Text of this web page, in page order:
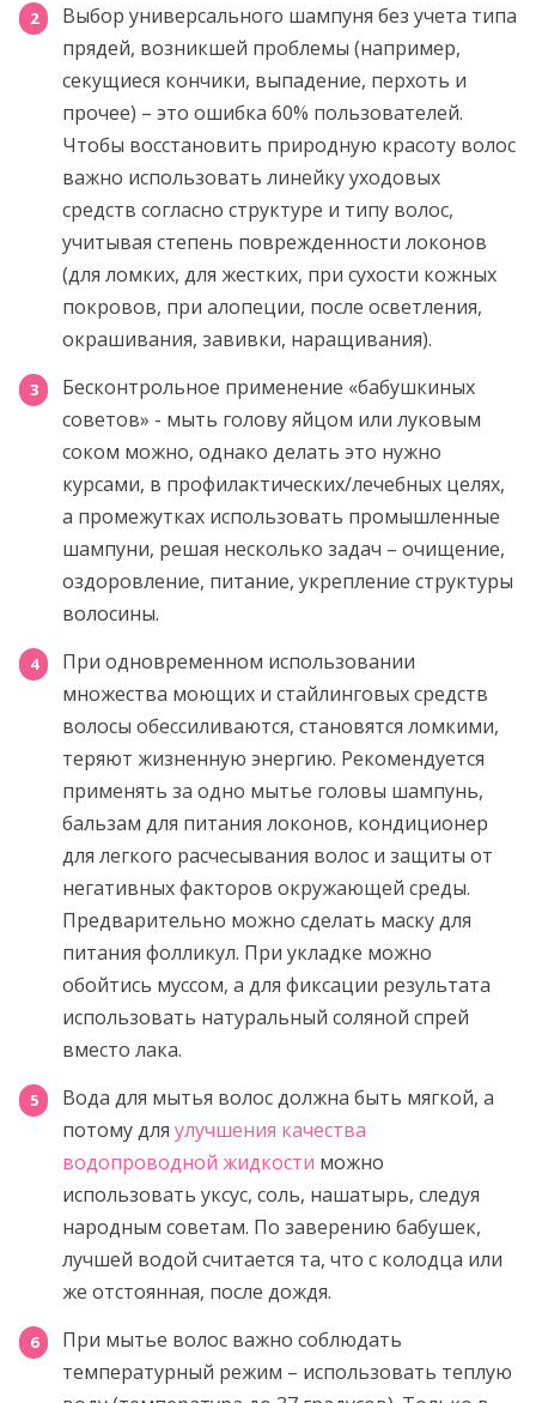
Выбор универсального шампуня без учета типа
прядей, возникшей проблемы (например,
секущиеся кончики, выпадение, перхоть и
прочее) – это ошибка 60% пользователей.
Чтобы восстановить природную красоту волос
важно использовать линейку уходовых
средств согласно структуре и типу волос,
учитывая степень поврежденности локонов
(для ломких, для жестких, при сухости кожных
покровов, при алопеции, после осветления,
окрашивания, завивки, наращивания).
Бесконтрольное применение «бабушкиных
советов» - мыть голову яйцом или луковым
соком можно, однако делать это нужно
курсами, в профилактических/лечебных целях,
а промежутках использовать промышленные
шампуни, решая несколько задач – очищение,
оздоровление, питание, укрепление структуры
волосины.
При одновременном использовании
множества моющих и стайлинговых средств
волосы обессиливаются, становятся ломкими,
теряют жизненную энергию. Рекомендуется
применять за одно мытье головы шампунь,
бальзам для питания локонов, кондиционер
для легкого расчесывания волос и защиты от
негативных факторов окружающей среды.
Предварительно можно сделать маску для
питания фолликул. При укладке можно
обойтись муссом, а для фиксации результата
использовать натуральный соляной спрей
вместо лака.
Вода для мытья волос должна быть мягкой, а
потому для улучшения качества
водопроводной жидкости можно
использовать уксус, соль, нашатырь, следуя
народным советам. По заверению бабушек,
лучшей водой считается та, что с колодца или
же отстоянная, после дождя.
При мытье волос важно соблюдать
температурный режим – использовать теплую